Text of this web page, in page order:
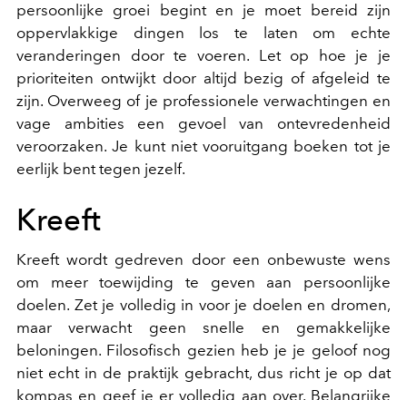
persoonlijke groei begint en je moet bereid zijn
oppervlakkige dingen los te laten om echte
veranderingen door te voeren. Let op hoe je je
prioriteiten ontwijkt door altijd bezig of afgeleid te
zijn. Overweeg of je professionele verwachtingen en
vage ambities een gevoel van ontevredenheid
veroorzaken. Je kunt niet vooruitgang boeken tot je
eerlijk bent tegen jezelf.
Kreeft
Kreeft wordt gedreven door een onbewuste wens
om meer toewijding te geven aan persoonlijke
doelen. Zet je volledig in voor je doelen en dromen,
maar verwacht geen snelle en gemakkelijke
beloningen. Filosofisch gezien heb je je geloof nog
niet echt in de praktijk gebracht, dus richt je op dat
kompas en geef je er volledig aan over. Belangrijke